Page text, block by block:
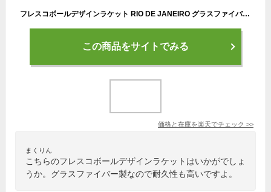
フレスコボールデザインラケット RIO DE JANEIRO グラスファイバー製【SORTE ORIGINAL】専用ボール2個付き
この商品をサイトでみる
価格と在庫を楽天でチェック >>
まくりん
こちらのフレスコボールデザインラケットはいかがでしょ
うか。グラスファイバー製なので耐久性も高いですよ。